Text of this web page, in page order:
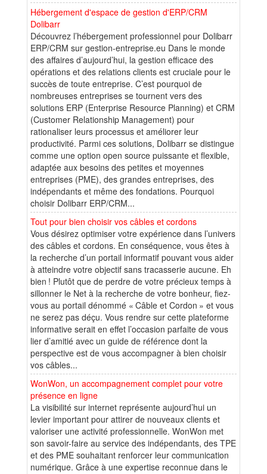
Hébergement d'espace de gestion d'ERP/CRM
Dolibarr
Découvrez l’hébergement professionnel pour Dolibarr
ERP/CRM sur gestion-entreprise.eu Dans le monde
des affaires d’aujourd’hui, la gestion efficace des
opérations et des relations clients est cruciale pour le
succès de toute entreprise. C’est pourquoi de
nombreuses entreprises se tournent vers des
solutions ERP (Enterprise Resource Planning) et CRM
(Customer Relationship Management) pour
rationaliser leurs processus et améliorer leur
productivité. Parmi ces solutions, Dolibarr se distingue
comme une option open source puissante et flexible,
adaptée aux besoins des petites et moyennes
entreprises (PME), des grandes entreprises, des
indépendants et même des fondations. Pourquoi
choisir Dolibarr ERP/CRM...
Tout pour bien choisir vos câbles et cordons
Vous désirez optimiser votre expérience dans l’univers
des câbles et cordons. En conséquence, vous êtes à
la recherche d’un portail informatif pouvant vous aider
à atteindre votre objectif sans tracasserie aucune. Eh
bien ! Plutôt que de perdre de votre précieux temps à
sillonner le Net à la recherche de votre bonheur, fiez-
vous au portail dénommé « Câble et Cordon » et vous
ne serez pas déçu. Vous rendre sur cette plateforme
informative serait en effet l’occasion parfaite de vous
lier d’amitié avec un guide de référence dont la
perspective est de vous accompagner à bien choisir
vos câbles...
WonWon, un accompagnement complet pour votre
présence en ligne
La visibilité sur internet représente aujourd’hui un
levier important pour attirer de nouveaux clients et
valoriser une activité professionnelle. WonWon met
son savoir-faire au service des indépendants, des TPE
et des PME souhaitant renforcer leur communication
numérique. Grâce à une expertise reconnue dans le